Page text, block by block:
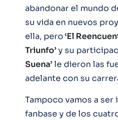
abandonar el mundo
su vida en nuevos
ella, pero‘El
Triunfo’y su
Suena’le dieron las
adelante con su
Tampoco vamos a ser
fanbase y de los